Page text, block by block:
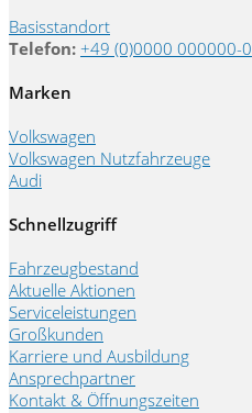
Basisstandort
Telefon: +49 (0)0000 000000-0
Marken
Volkswagen
Volkswagen Nutzfahrzeuge
Audi
Schnellzugriff
Fahrzeugbestand
Aktuelle Aktionen
Serviceleistungen
Großkunden
Karriere und Ausbildung
Ansprechpartner
Kontakt & Öffnungszeiten